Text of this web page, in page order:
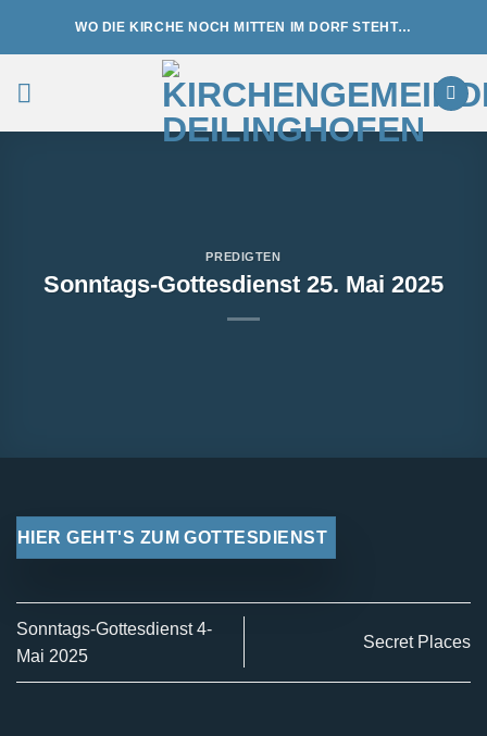
WO DIE KIRCHE NOCH MITTEN IM DORF STEHT…
PREDIGTEN
Sonntags-Gottesdienst 25. Mai 2025
HIER GEHT'S ZUM GOTTESDIENST
Sonntags-Gottesdienst 4-
Mai 2025
Secret Places